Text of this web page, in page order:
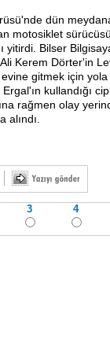
dün
motosiklet
yitirdi. Bilser
Kerem Dörter'in
gitmek için yola
kullandığı
rağmen olay
3 4